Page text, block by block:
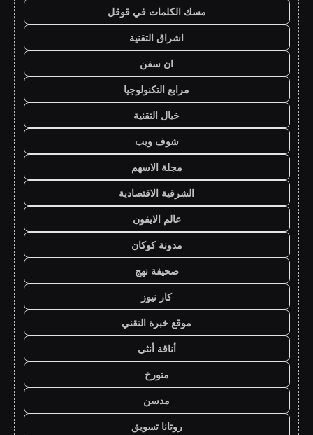
مسك الكلمات في قوقل
اشراق التقنية
ان سفن
مرابع التكنولوجيا
خيال التقنية
شوف ويب
مجلة الاسهم
الشرقية الاقتصادية
عالم الايفون
مدونة كوكان
صحيفة نهج
كار نيوز
موقع خبرة التقني
أناقة أنثى
متورخ
مدسن
روتانا تسويق